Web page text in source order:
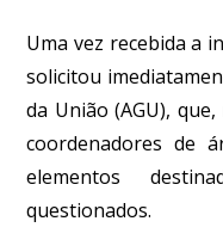
Uma vez recebida a
solicitou
da União (AGU),
coordenadores de
elementos
questionados.